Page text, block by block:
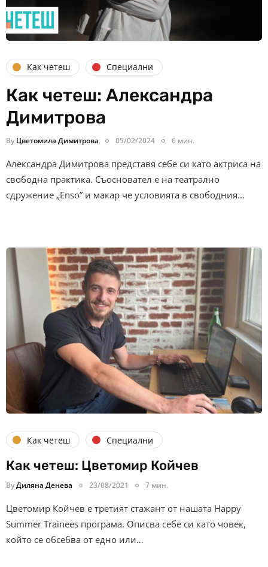
Как четеш Специални
Как четеш: Александра
Димитрова
By Цветомила Димитрова 05/02/2024 6 мин.
Александра Димитрова представя себе си като актриса на
свободна практика. Съосновател е на театрално
сдружение „Enso” и макар че условията в свободния…
Как четеш Специални
Как четеш: Цветомир Койчев
ByДиляна Денева 23/08/2021 7 мин.
Цветомир Койчев е третият стажант от нашата Happy
Summer Trainees програма. Описва себе си като човек,
който се обсебва от едно или…